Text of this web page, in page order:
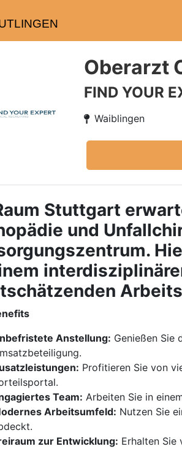
Oberarzt
FIND YOUR
Waiblingen
Stuttgart
und
Anstellung: Genießen Sie
Profitieren Sie von
Team: Arbeiten Sie in
Arbeitsumfeld: Nutzen Sie
zur Entwicklung: Erhalten